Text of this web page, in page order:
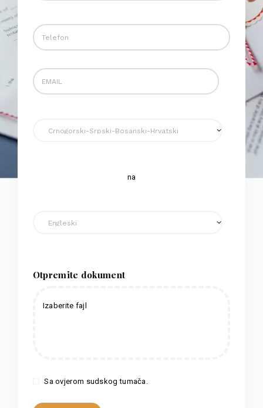
na
Otpremite dokument
Izaberite fajl
Sa ovjerom sudskog tumača.